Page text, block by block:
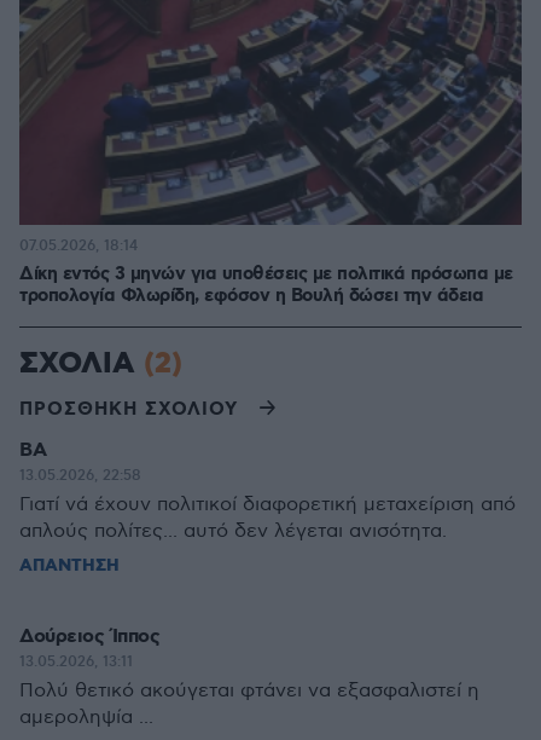
Δίκη εντός 3 μηνών για υποθέσεις με πολιτικά πρόσωπα με
τροπολογία Φλωρίδη, εφόσον η Βουλή δώσει την άδεια
07.05.2026, 18:14
ΣΧΟΛΙΑ (2)
ΠΡΟΣΘΗΚΗ ΣΧΟΛΙΟΥ
ΒΑ
13.05.2026, 22:58
Γιατί νά έχουν πολιτικοί διαφορετική μεταχείριση από
απλούς πολίτες... αυτό δεν λέγεται ανισότητα.
ΑΠΑΝΤΗΣΗ
Δούρειος Ίππος
13.05.2026, 13:11
Πολύ θετικό ακούγεται φτάνει να εξασφαλιστεί η
αμεροληψία ...